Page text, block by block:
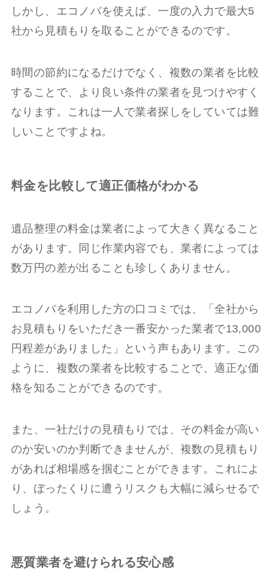
しかし、エコノバを使えば、一度の入力で最大5
社から見積もりを取ることができるのです。
時間の節約になるだけでなく、複数の業者を比較
することで、より良い条件の業者を見つけやすく
なります。これは一人で業者探しをしていては難
しいことですよね。
料金を比較して適正価格がわかる
遺品整理の料金は業者によって大きく異なること
があります。同じ作業内容でも、業者によっては
数万円の差が出ることも珍しくありません。
エコノバを利用した方の口コミでは、「全社から
お見積もりをいただき一番安かった業者で13,000
円程差がありました」という声もあります。この
ように、複数の業者を比較することで、適正な価
格を知ることができるのです。
また、一社だけの見積もりでは、その料金が高い
のか安いのか判断できませんが、複数の見積もり
があれば相場感を掴むことができます。これによ
り、ぼったくりに遭うリスクも大幅に減らせるで
しょう。
悪質業者を避けられる安心感